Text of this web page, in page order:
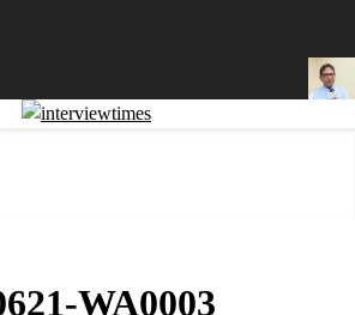
ଜଣେ ଶିକ୍ଷକ ପଢ଼ାଉଥିବା ସ୍କୁଲ
WA0003